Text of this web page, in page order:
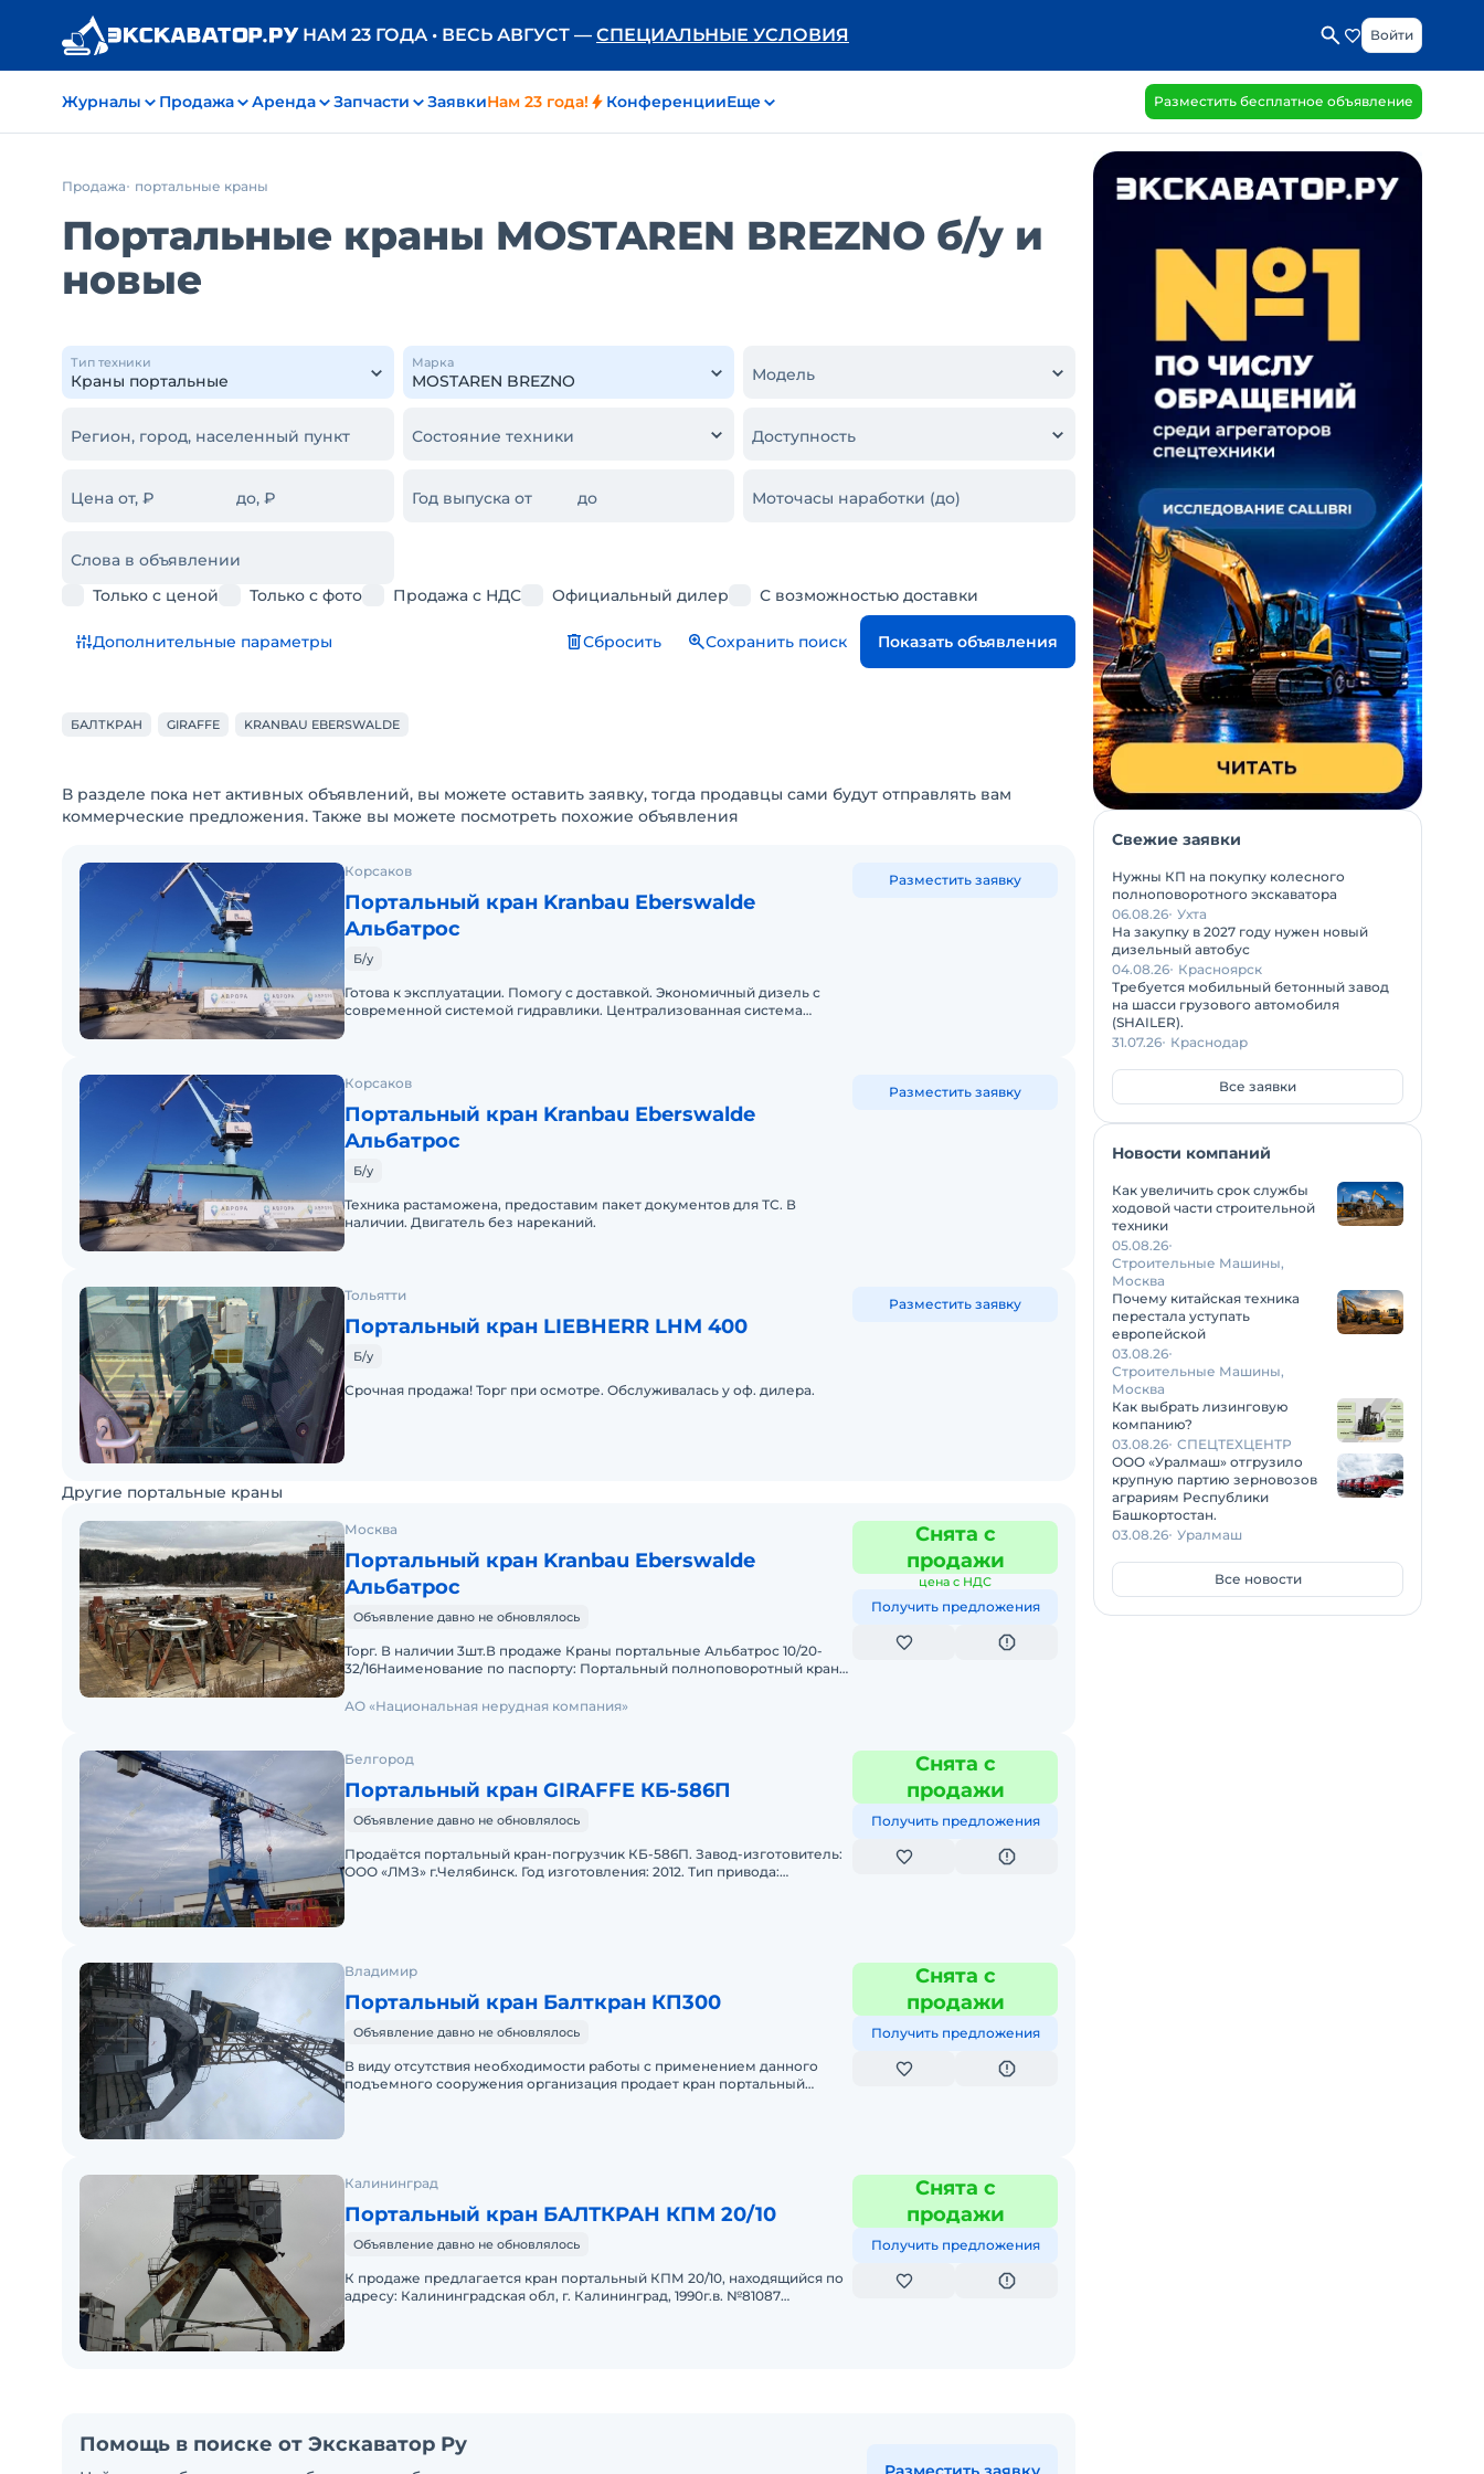
НАМ 23 ГОДА • ВЕСЬ АВГУСТ — СПЕЦИАЛЬНЫЕ УСЛОВИЯ Войти
Журналы Продажа Аренда Запчасти ЗаявкиНам 23 года! КонференцииЕще Разместить бесплатное объявление
Продажа портальные краны
Портальные краны MOSTAREN BREZNO б/у и
новые
Тип техники Марка
Модель
Регион, город, населенный пункт Состояние техники Доступность
Цена от, ₽ до, ₽ Год выпуска от до Моточасы наработки (до)
Слова в объявлении
Только с ценой
Только с фото Продажа с НДС Официальный дилер С возможностью доставки
Дополнительные параметры Сбросить Сохранить поиск Показать объявления
БАЛТКРАН GIRAFFE KRANBAU EBERSWALDE
В разделе пока нет активных объявлений, вы можете оставить заявку, тогда продавцы сами будут отправлять вам
коммерческие предложения. Также вы можете посмотреть похожие объявления
Корсаков
Портальный кран Kranbau Eberswalde
Альбатрос
Б/у
Готова к эксплуатации. Помогу с доставкой. Экономичный дизель с
современной системой гидравлики. Централизованная система
Разместить заявку
Корсаков
Портальный кран Kranbau Eberswalde
Альбатрос
Б/у
Техника растаможена, предоставим пакет документов для ТС. В
наличии. Двигатель без нареканий.
Разместить заявку
Тольятти
Портальный кран LIEBHERR LHM 400
Б/у
Срочная продажа! Торг при осмотре. Обслуживалась у оф. дилера.
Разместить заявку
Другие портальные краны
Москва
Портальный кран Kranbau Eberswalde
Альбатрос
Объявление давно не обновлялось
Торг. В наличии 3шт.В продаже Краны портальные Альбатрос 10/20-
32/16Наименование по паспорту: Портальный полноповоротный кран
Снята с
продажи
цена с НДС
Получить предложения
АО «Национальная нерудная компания»
Белгород
Портальный кран GIRAFFE КБ-586П
Объявление давно не обновлялось
Продаётся портальный кран-погрузчик КБ-586П. Завод-изготовитель:
ООО «ЛМЗ» г.Челябинск. Год изготовления: 2012. Тип привода:
Снята с
продажи
Получить предложения
Владимир
Портальный кран Балткран КП300
Объявление давно не обновлялось
В виду отсутствия необходимости работы с применением данного
подъемного сооружения организация продает кран портальный
Снята с
продажи
Получить предложения
Калининград
Портальный кран БАЛТКРАН КПМ 20/10
Объявление давно не обновлялось
К продаже предлагается кран портальный КПМ 20/10, находящийся по
адресу: Калининградская обл, г. Калининград, 1990г.в. №81087
Снята с
продажи
Получить предложения
Помощь в поиске от Экскаватор Ру
Свежие заявки
Нужны КП на покупку колесного
полноповоротного экскаватора
06.08.26 Ухта
На закупку в 2027 году нужен новый
дизельный автобус
04.08.26 Красноярск
Требуется мобильный бетонный завод
на шасси грузового автомобиля
(SHAILER).
31.07.26 Краснодар
Все заявки
Новости компаний
Как увеличить срок службы
ходовой части строительной
техники
05.08.26
Строительные Машины,
Москва
Почему китайская техника
перестала уступать
европейской
03.08.26
Строительные Машины,
Москва
Как выбрать лизинговую
компанию?
03.08.26 СПЕЦТЕХЦЕНТР
ООО «Уралмаш» отгрузило
крупную партию зерновозов
аграриям Республики
Башкортостан.
03.08.26 Уралмаш
Все новости